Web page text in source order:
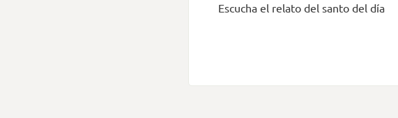
Escucha el relato del santo del día